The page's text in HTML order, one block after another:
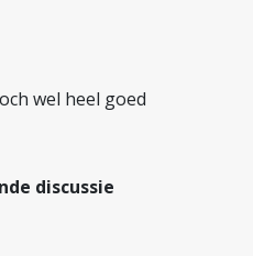
wel heel goed
discussie